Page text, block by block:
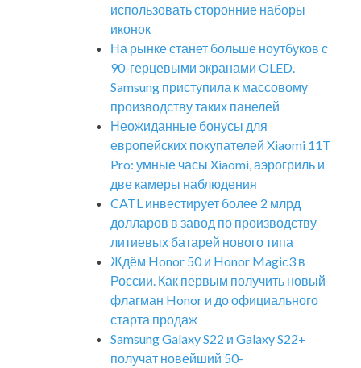
использовать сторонние наборы
иконок
На рынке станет больше ноутбуков с
90-герцевыми экранами OLED.
Samsung приступила к массовому
производству таких панелей
Неожиданные бонусы для
европейских покупателей Xiaomi 11T
Pro: умные часы Xiaomi, аэрогриль и
две камеры наблюдения
CATL инвестирует более 2 млрд
долларов в завод по производству
литиевых батарей нового типа
Ждём Honor 50 и Honor Magic3 в
России. Как первым получить новый
флагман Honor и до официального
старта продаж
Samsung Galaxy S22 и Galaxy S22+
получат новейший 50-